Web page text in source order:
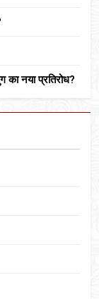
का नया प्रतिरोध?